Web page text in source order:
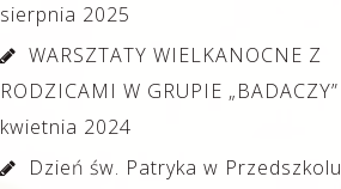
sierpnia 2025
WARSZTATY WIELKANOCNE Z
RODZICAMI W GRUPIE „BADACZY”
kwietnia 2024
Dzień św. Patryka w Przedszkolu